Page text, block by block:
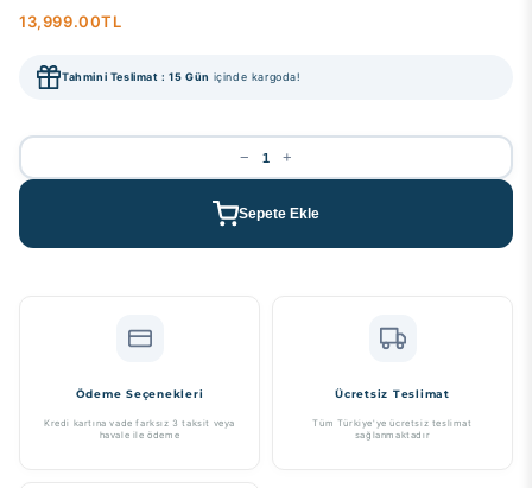
13,999.00TL
Tahmini Teslimat : 15 Gün içinde kargoda!
Ödeme Seçenekleri
Kredi kartına vade farksız 3 taksit veya
havale ile ödeme
Ücretsiz Teslimat
Tüm Türkiye'ye ücretsiz teslimat
sağlanmaktadır
− +
Sepete Ekle